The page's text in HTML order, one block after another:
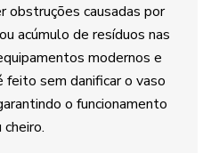
obstruções causadas por
acúmulo de resíduos nas
modernos e
sem danificar o vaso
o funcionamento